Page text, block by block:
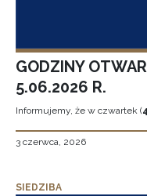
GODZINY
5.06.2026 R.
Informujemy, że w czwartek (
3 czerwca, 2026
SIEDZIBA